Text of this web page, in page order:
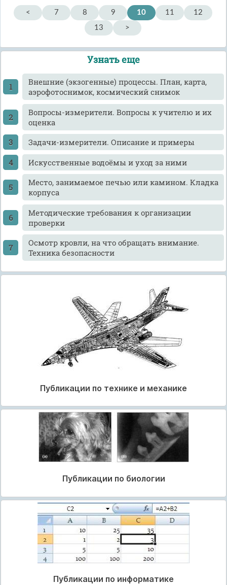
< 7 8 9 10 11
12
13
>
Узнать еще
Внешние (экзогенные) процессы. План, карта,
аэрофотоснимок, космический снимок
Вопросы-измерители. Вопросы к учителю и их
оценка
Задачи-измерители. Описание и примеры
Искусственные водоёмы и уход за ними
Место, занимаемое печью или камином. Кладка
корпуса
Методические требования к организации
проверки
Осмотр кровли, на что обращать внимание.
Техника безопасности
Публикации по технике и механике
Публикации по биологии
Публикации по информатике